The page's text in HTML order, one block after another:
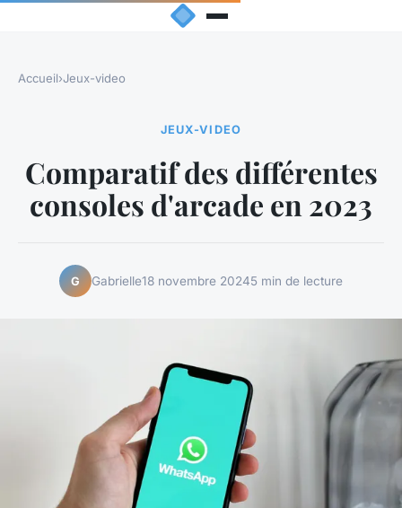
Accueil›Jeux-video
JEUX-VIDEO
Comparatif des différentes
consoles d'arcade en 2023
G Gabrielle18 novembre 20245 min de lecture